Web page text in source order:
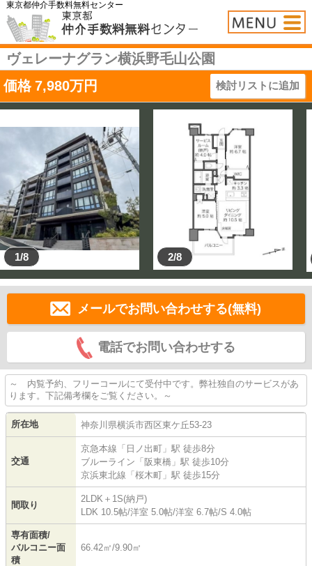
東京都仲介手数料無料センター
ヴェレーナグラン横浜野毛山公園
価格 7,980万円 検討リストに追加
1/8 2/8
メールでお問い合わせする(無料)
電話でお問い合わせする
～ 内覧予約、フリーコールにて受付中です。弊社独自のサービスがあ
ります。下記備考欄をご覧ください。～
所在地 神奈川県横浜市西区東ケ丘53-23
交通
京急本線 「 日ノ出町 」駅 徒歩8分
ブルーライン 「 阪東橋 」駅 徒歩10分
京浜東北線 「 桜木町 」駅 徒歩15分
間取り
2LDK＋1S(納戸)
LDK 10.5帖/洋室 5.0帖/洋室 6.7帖/S 4.0帖
専有面積/
バルコニー面
積
66.42㎡/9.90㎡